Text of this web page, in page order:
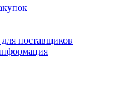
поставщиков